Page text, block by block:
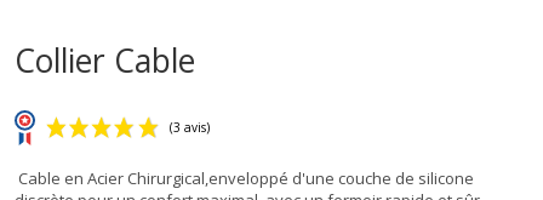
Collier Cable
Cable en Acier Chirurgical,enveloppé d'une couche de silicone